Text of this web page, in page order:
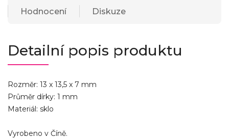
Hodnocení Diskuze
Detailní popis produktu
Rozměr: 13 x 13,5 x 7 mm
Průměr dírky: 1 mm
Materiál: sklo
Vyrobeno v Číně.